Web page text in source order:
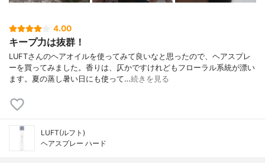
4.00
キープ力は抜群！
LUFTさんのヘアオイルを使ってみて良いなと思ったので、ヘアスプレ
ーを買ってみました。香りは、仄かですけれどもフローラル系統が漂い
ます。夏の蒸し暑い日にも使って…続きを見る
LUFT(ルフト)
ヘアスプレー ハード